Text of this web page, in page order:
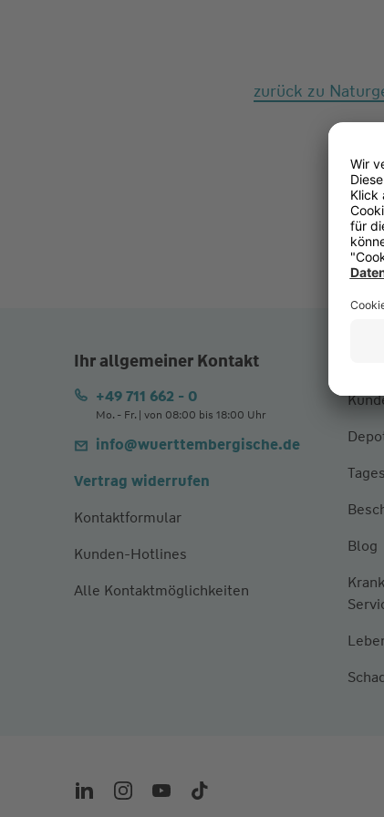
zurück zu
Ihr allgemeiner Kontakt
+49 711 662 - 0
Mo. - Fr. | von 08:00 bis 18:00 Uhr
info@wuerttembergische.de
Vertrag widerrufen
Kontaktformular
Kunden-Hotlines
Alle Kontaktmöglichkeiten
Blog